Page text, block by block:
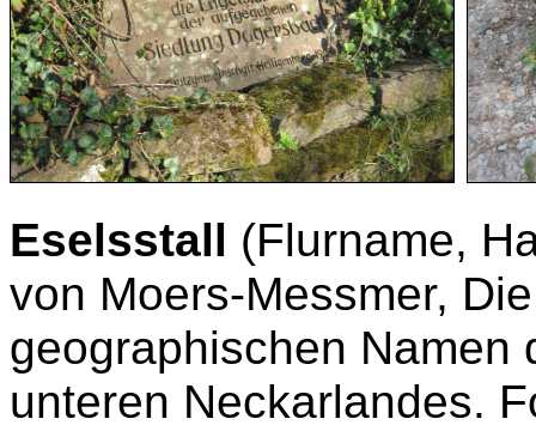
Eselsstall (Flurname,
von Moers-Messmer,
geographischen Namen
unteren Neckarlandes.